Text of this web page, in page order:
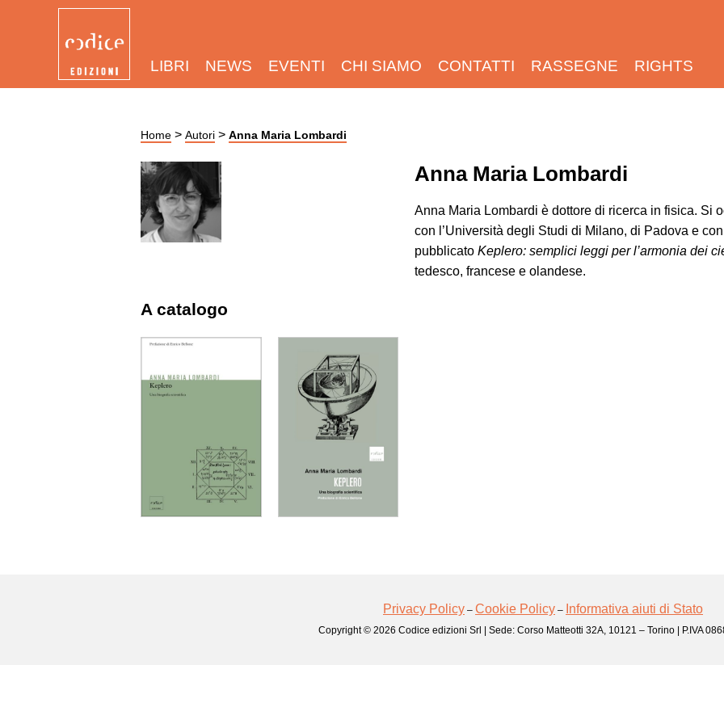
LIBRI NEWS EVENTI CHI SIAMO CONTATTI RASSEGNE RIGHTS
Home> Autori> Anna Maria Lombardi
Anna Maria Lombardi
Anna Maria Lombardi è dottore di ricerca in fisica. Si
con l’Università degli Studi di Milano, di Padova e
pubblicatoKeplero: semplici leggi per l’armonia dei
tedesco, francese e olandese.
A catalogo
Privacy Policy – Cookie Policy – Informativa aiuti di Stato
Copyright © 2026 Codice edizioni Srl | Sede: Corso Matteotti 32A, 10121 – Torino | P.IVA